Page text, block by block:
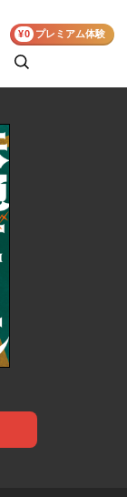
検
¥0 プレミアム体験